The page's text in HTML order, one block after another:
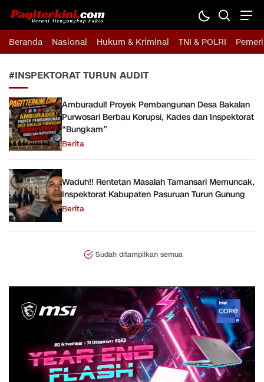
Pagiterkini.com
Berani Mengungkap Fakta
Beranda Nasional Hukum & Kriminal TNI & POLRI
#INSPEKTORAT TURUN AUDIT
Amburadul! Proyek Pembangunan Desa Bakalan
Purwosari Berbau Korupsi, Kades dan Inspektorat
“Bungkam”
Berita
Waduh!! Rentetan Masalah Tamansari Memuncak,
Inspektorat Kabupaten Pasuruan Turun Gunung
Berita
Sudah ditampilkan semua